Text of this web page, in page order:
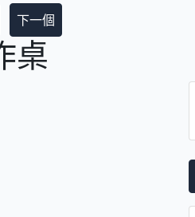
下一個
桌